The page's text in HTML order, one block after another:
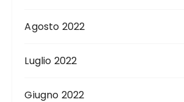
Agosto 2022
Luglio 2022
Giugno 2022